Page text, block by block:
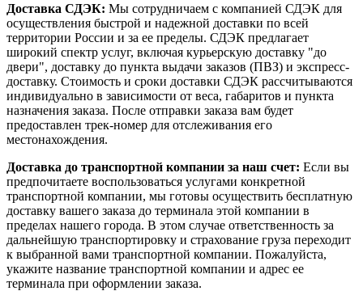
Доставка СДЭК: Мы сотрудничаем с компанией СДЭК для
осуществления быстрой и надежной доставки по всей
территории России и за ее пределы. СДЭК предлагает
широкий спектр услуг, включая курьерскую доставку "до
двери", доставку до пункта выдачи заказов (ПВЗ) и экспресс-
доставку. Стоимость и сроки доставки СДЭК рассчитываются
индивидуально в зависимости от веса, габаритов и пункта
назначения заказа. После отправки заказа вам будет
предоставлен трек-номер для отслеживания его
местонахождения.
Доставка до транспортной компании за наш счет: Если вы
предпочитаете воспользоваться услугами конкретной
транспортной компании, мы готовы осуществить бесплатную
доставку вашего заказа до терминала этой компании в
пределах нашего города. В этом случае ответственность за
дальнейшую транспортировку и страхование груза переходит
к выбранной вами транспортной компании. Пожалуйста,
укажите название транспортной компании и адрес ее
терминала при оформлении заказа.